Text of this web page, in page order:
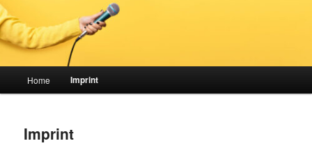
Home Imprint
Imprint